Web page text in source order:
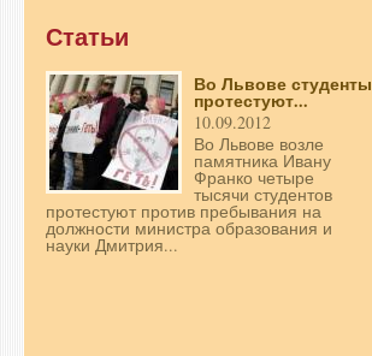
Статьи
Во Львове студенты
протестуют...
10.09.2012
Во Львове возле
памятника Ивану
Франко четыре
тысячи студентов
протестуют против пребывания на
должности министра образования и
науки Дмитрия...